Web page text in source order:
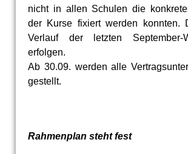
nicht in allen Schulen die
der Kurse fixiert werden konnten.
Verlauf der letzten September-
erfolgen.
Ab 30.09. werden alle
gestellt.
Rahmenplan steht fest